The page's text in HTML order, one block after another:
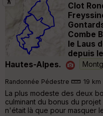
Clot
Combe
le Laus
depuis
Hautes-Alpes.
Randonnée Pédestre 19 km
La plus modeste des deux
culminant du bonus du
n'était là que pour masquer